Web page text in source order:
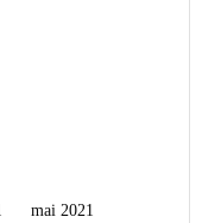
mai 2021